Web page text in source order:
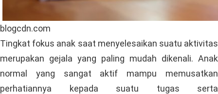
blogcdn.com
Tingkat fokus anak saat menyelesaikan suatu aktivitas
merupakan gejala yang paling mudah dikenali. Anak
normal yang sangat aktif mampu memusatkan
perhatiannya kepada suatu tugas serta